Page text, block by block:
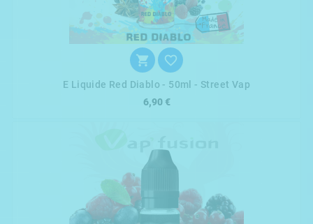
 
E Liquide Red Diablo - 50ml - Street Vap
6,90 €